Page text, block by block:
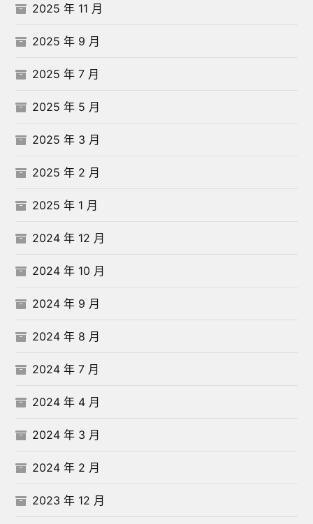
2025 年 11 月
2025 年 9 月
2025 年 7 月
2025 年 5 月
2025 年 3 月
2025 年 2 月
2025 年 1 月
2024 年 12 月
2024 年 10 月
2024 年 9 月
2024 年 8 月
2024 年 7 月
2024 年 4 月
2024 年 3 月
2024 年 2 月
2023 年 12 月